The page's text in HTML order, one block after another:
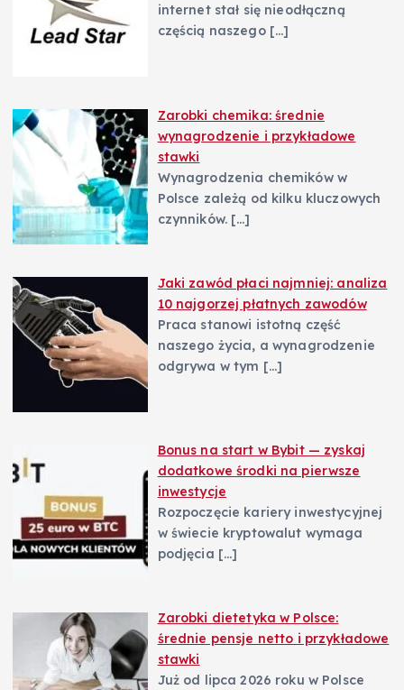
internet stał się nieodłączną
częścią naszego […]
Zarobki chemika: średnie
wynagrodzenie i przykładowe
stawki
Wynagrodzenia chemików w
Polsce zależą od kilku kluczowych
czynników. […]
Jaki zawód płaci najmniej: analiza
10 najgorzej płatnych zawodów
Praca stanowi istotną część
naszego życia, a wynagrodzenie
odgrywa w tym […]
Bonus na start w Bybit — zyskaj
dodatkowe środki na pierwsze
inwestycje
Rozpoczęcie kariery inwestycyjnej
w świecie kryptowalut wymaga
podjęcia […]
Zarobki dietetyka w Polsce:
średnie pensje netto i przykładowe
stawki
Już od lipca 2026 roku w Polsce